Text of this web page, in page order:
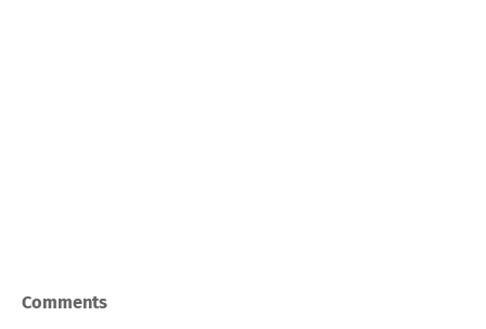
Comments